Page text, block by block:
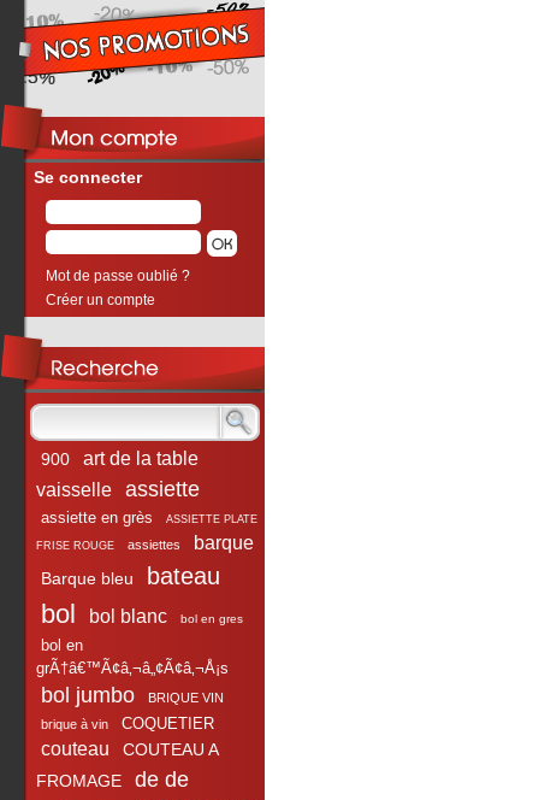
Se connecter
Mot de passe oublié ?
Créer un compte
900
art de la table
vaisselle
assiette
assiette en grès ASSIETTE PLATE
FRISE ROUGE assiettes barque
Barque bleu bateau
bol bol blanc bol en gres
bol en
grÃ†â€™Ã¢â‚¬â„¢Ã¢â‚¬Å¡s
bol jumbo
BRIQUE VIN
brique à vin
COQUETIER
couteau
COUTEAU A
FROMAGE
de de